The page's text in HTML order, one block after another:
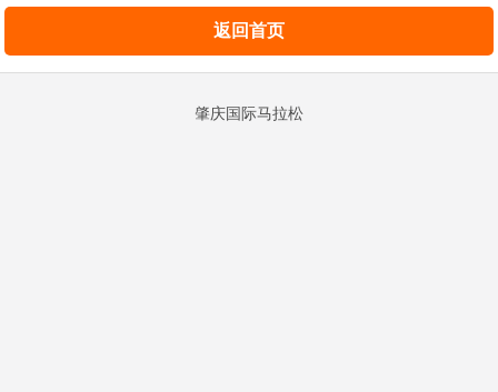
返回首页
肇庆国际马拉松